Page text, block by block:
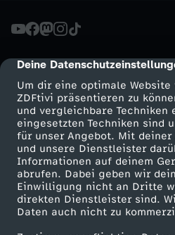
cmp-dialog-description
Deine
Um dir eine optimale Website
ZDFtivi präsentieren zu
und vergleichbare Techniken
eingesetzten Techniken sind
für unser Angebot. Mit
und unsere Dienstleister
Informationen auf deinem
abrufen. Dabei geben wir
Einwilligung nicht an Dritte
direkten Dienstleister sind.
Daten auch nicht zu
f
.
S
a
b
i
Mehr ZDF
ZDF-Apps
Smart TV
ZDFtext